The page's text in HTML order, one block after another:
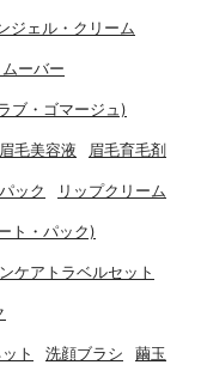
ジェル・クリーム
ーバー
ブ・ゴマージュ)
眉毛美容液 眉毛育毛剤
ック リップクリーム
ト・パック)
ケアトラベルセット
ト 洗顔ブラシ 繭玉